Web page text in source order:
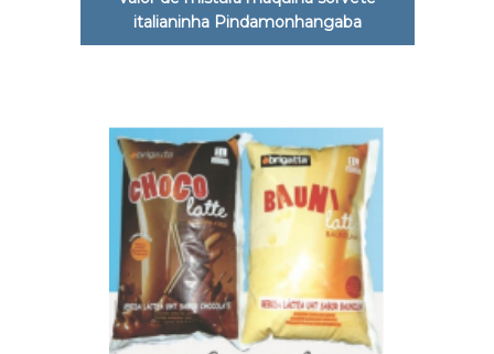
italianinha Pindamonhangaba